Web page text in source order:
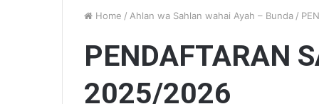
Home / Ahlan wa Sahlan wahai Ayah – Bunda /
PENDAFTARAN
2025/2026